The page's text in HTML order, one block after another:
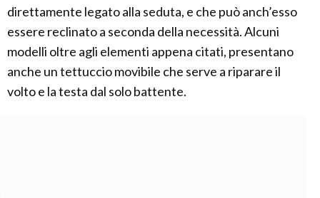
direttamente legato alla seduta, e che può anch’esso
essere reclinato a seconda della necessità. Alcuni
modelli oltre agli elementi appena citati, presentano
anche un tettuccio movibile che serve a riparare il
volto e la testa dal solo battente.